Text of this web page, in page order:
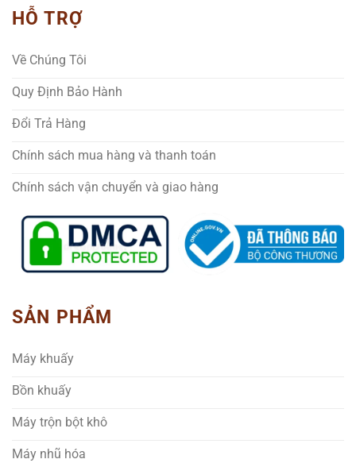
HỖ TRỢ
Về Chúng Tôi
Quy Định Bảo Hành
Đổi Trả Hàng
Chính sách mua hàng và thanh toán
Chính sách vận chuyển và giao hàng
SẢN PHẨM
Máy khuấy
Bồn khuấy
Máy trộn bột khô
Máy nhũ hóa